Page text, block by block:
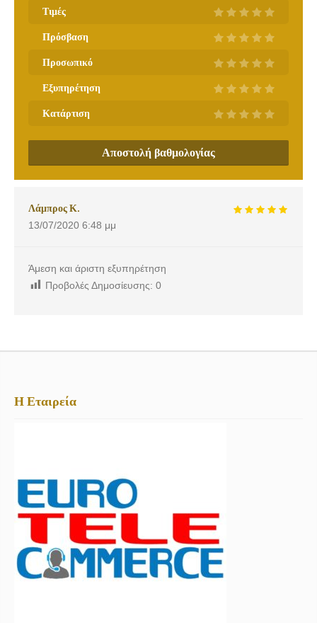
Τιμές
Πρόσβαση
Προσωπικό
Εξυπηρέτηση
Κατάρτιση
Αποστολή βαθμολογίας
Λάμπρος Κ.
13/07/2020 6:48 μμ
Άμεση και άριστη εξυπηρέτηση
Προβολές Δημοσίευσης: 0
Η Εταιρεία